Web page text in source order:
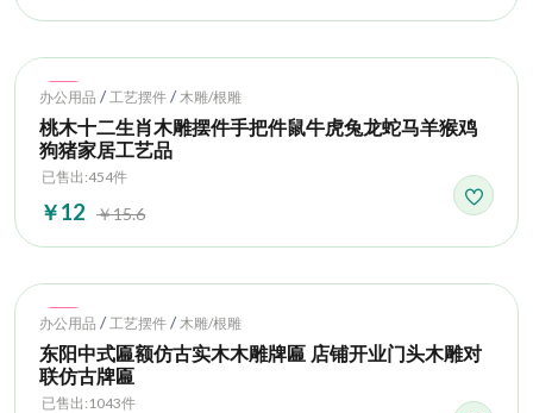
Hot
办公用品 / 工艺摆件 / 木雕/根雕
桃木十二生肖木雕摆件手把件鼠牛虎兔龙蛇马羊猴鸡
狗猪家居工艺品
已售出:454件
￥12 ￥15.6
Hot
办公用品 / 工艺摆件 / 木雕/根雕
东阳中式匾额仿古实木木雕牌匾 店铺开业门头木雕对
联仿古牌匾
已售出:1043件